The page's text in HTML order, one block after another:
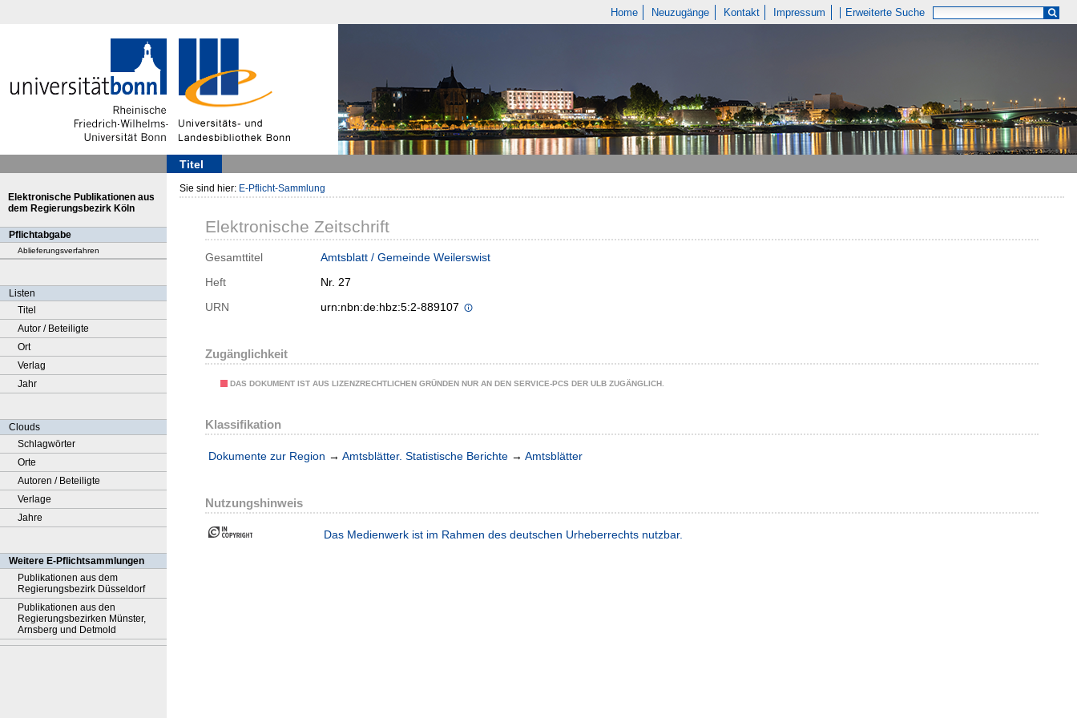
Home Neuzugänge Kontakt Impressum Erweiterte Suche
Titel
Elektronische Publikationen aus
dem Regierungsbezirk Köln
Pflichtabgabe
Ablieferungsverfahren
Listen
Titel
Autor / Beteiligte
Ort
Verlag
Jahr
Clouds
Schlagwörter
Orte
Autoren / Beteiligte
Verlage
Jahre
Weitere E-Pflichtsammlungen
Publikationen aus dem
Regierungsbezirk Düsseldorf
Publikationen aus den
Regierungsbezirken Münster,
Arnsberg und Detmold
Sie sind hier: E-Pflicht-Sammlung
Elektronische Zeitschrift
Gesamttitel
Amtsblatt / Gemeinde Weilerswist
Heft
Nr. 27
URN
urn:nbn:de:hbz:5:2-889107
Zugänglichkeit
DAS DOKUMENT IST AUS LIZENZRECHTLICHEN GRÜNDEN NUR AN DEN SERVICE-PCS DER ULB ZUGÄNGLICH.
Klassifikation
Dokumente zur Region → Amtsblätter. Statistische Berichte → Amtsblätter
Nutzungshinweis
Das Medienwerk ist im Rahmen des deutschen Urheberrechts nutzbar.